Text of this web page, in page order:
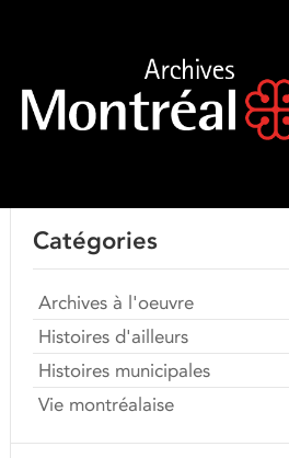
Catégories
Archives à l'oeuvre
Histoires d'ailleurs
Histoires municipales
Vie montréalaise